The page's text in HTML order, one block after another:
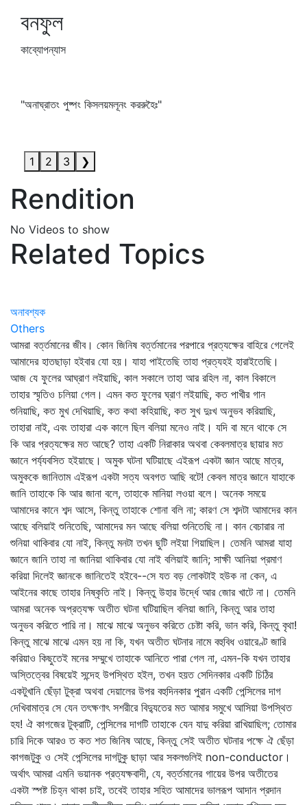
বনফুল
কাব্যোপন্যাস
"অনাঘ্রাতং পুষ্পং কিসলয়মলূনং কররুহৈঃ"
1 2 3 ❯
Rendition
No Videos to show
Related Topics
অনাবশ্যক
Others
আমরা বর্ত্তমানের জীব। কোন জিনিষ বর্ত্তমানের পরপারে প্রত্যক্ষের বাহিরে গেলেই
আমাদের হাতছাড়া হইবার যো হয়। যাহা পাইতেছি তাহা প্রত্যহই হারাইতেছি।
আজ যে ফুলের আঘ্রাণ লইয়াছি, কাল সকালে তাহা আর রহিল না, কাল বিকালে
তাহার স্মৃতিও চলিয়া গেল। এমন কত ফুলের ঘ্রাণ লইয়াছি, কত পাখীর গান
শুনিয়াছি, কত মুখ দেখিয়াছি, কত কথা কহিয়াছি, কত সুখ দুঃখ অনুভব করিয়াছি,
তাহারা নাই, এবং তাহারা এক কালে ছিল বলিয়া মনেও নাই। যদি বা মনে থাকে সে
কি আর প্রত্যক্ষের মত আছে? তাহা একটি নিরাকার অথবা কেবলমাত্র ছায়ার মত
জ্ঞানে পর্য্যবসিত হইয়াছে। অমুক ঘটনা ঘটিয়াছে এইরূপ একটা জ্ঞান আছে মাত্র,
অমুককে জানিতাম এইরূপ একটা সত্য অবগত আছি বটে! কেবল মাত্র জ্ঞানে যাহাকে
জানি তাহাকে কি আর জানা বলে, তাহাকে মানিয়া লওয়া বলে। অনেক সময়ে
আমাদের কানে শব্দ আসে, কিন্তু তাহাকে শোনা বলি না; কারণ সে শব্দটা আমাদের কান
আছে বলিয়াই শুনিতেছি, আমাদের মন আছে বলিয়া শুনিতেছি না। কান বেচারার না
শুনিয়া থাকিবার যো নাই, কিন্তু মনটা তখন ছুটি লইয়া গিয়াছিল। তেমনি আমরা যাহা
জ্ঞানে জানি তাহা না জানিয়া থাকিবার যো নাই বলিয়াই জানি; সাক্ষী আনিয়া প্রমাণ
করিয়া দিলেই জ্ঞানকে জানিতেই হইবে--সে যত বড় লোকটাই হউক না কেন, এ
আইনের কাছে তাহার নিষ্কৃতি নাই। কিন্তু উহার উর্দ্ধে আর জোর খাটে না। তেমনি
আমরা অনেক অপ্রত্যক্ষ অতীত ঘটনা ঘটিয়াছিল বলিয়া জানি, কিন্তু আর তাহা
অনুভব করিতে পারি না। মাঝে মাঝে অনুভব করিতে চেষ্টা করি, ভান করি, কিন্তু বৃথা!
কিন্তু মাঝে মাঝে এমন হয় না কি, যখন অতীত ঘটনার নামে বহুবিধ ওয়ারেণ্ট জারি
করিয়াও কিছুতেই মনের সম্মুখে তাহাকে আনিতে পারা গেল না, এমন-কি যখন তাহার
অস্তিত্বের বিষয়েই সন্দেহ উপস্থিত হইল, তখন হয়ত সেদিনকার একটি চিঠির
একটুখানি ছেঁড়া টুক্‌রা অথবা দেয়ালের উপর বহুদিনকার পুরান একটি পেন্সিলের দাগ
দেখিবামাত্র সে যেন তৎক্ষণাৎ সশরীরে বিদ্যুতের মত আমার সমুখে আসিয়া উপস্থিত
হয! ঐ কাগজের টুক্‌রাটি, পেন্সিলের দাগটি তাহাকে যেন যাদু করিয়া রাখিয়াছিল; তোমার
চারি দিকে আরও ত কত শত জিনিষ আছে, কিন্তু সেই অতীত ঘটনার পক্ষে ঐ ছেঁড়া
কাগজটুকু ও সেই পেন্সিলের দাগটুকু ছাড়া আর সকলগুলিই non-conductor।
অর্থাৎ আমরা এমনি ভয়ানক প্রত্যক্ষবাদী, যে, বর্ত্তমানের গায়ের উপর অতীতের
একটা স্পষ্ট চিহ্ন থাকা চাই, তবেই তাহার সহিত আমাদের ভালরূপ আদান প্রদান